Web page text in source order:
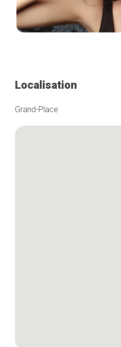
Localisation
Grand-Place